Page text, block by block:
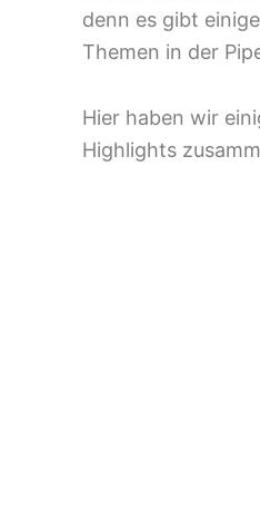
denn es gibt
Themen in der
Hier haben wir
Highlights